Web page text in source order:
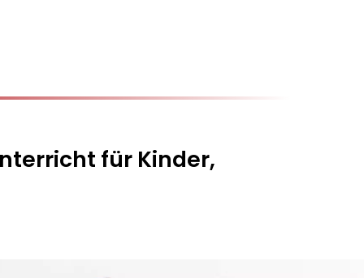
für Kinder,